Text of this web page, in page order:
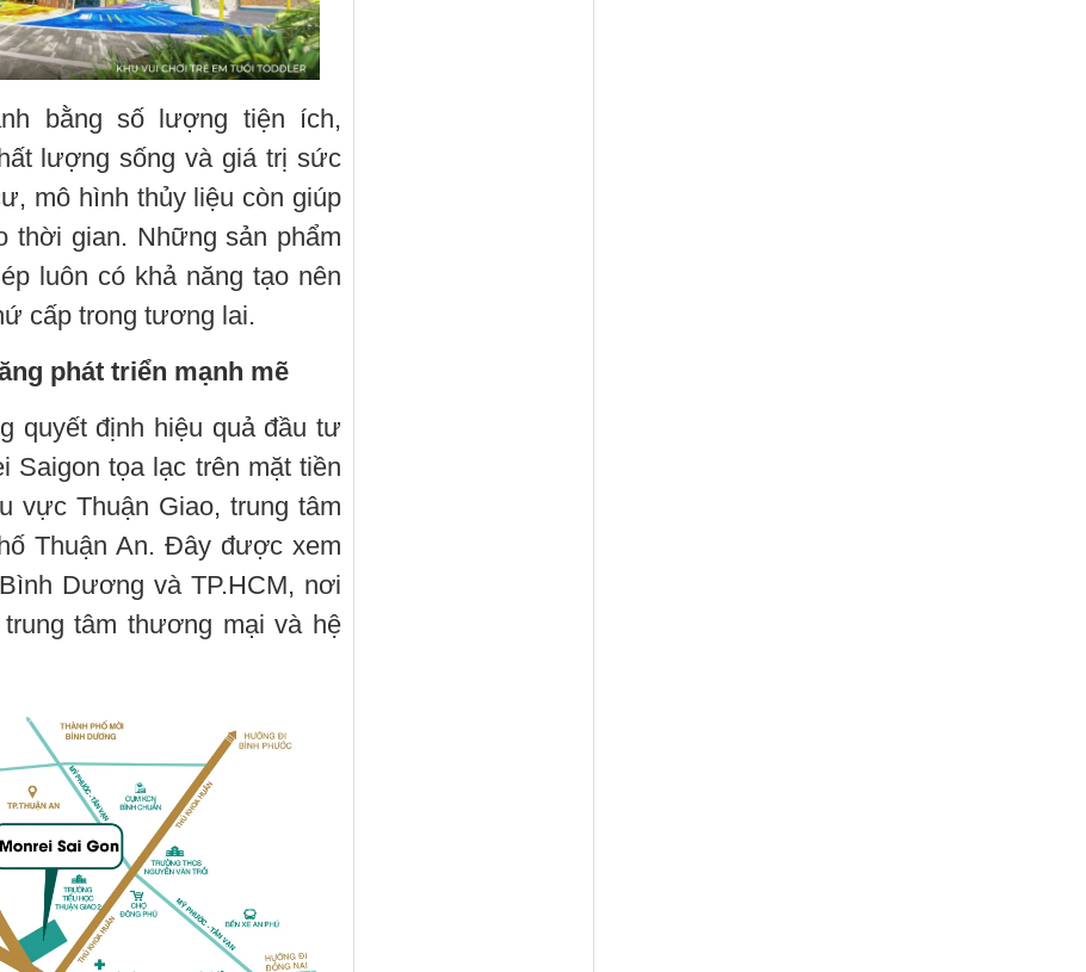
bằng số lượng tiện ích,
lượng sống và giá trị sức
mô hình thủy liệu còn giúp
thời gian. Những sản phẩm
luôn có khả năng tạo nên
cấp trong tương lai.
phát triển mạnh mẽ
quyết định hiệu quả đầu tư
Saigon tọa lạc trên mặt tiền
vực Thuận Giao, trung tâm
Thuận An. Đây được xem
Dương và TP.HCM, nơi
tâm thương mại và hệ